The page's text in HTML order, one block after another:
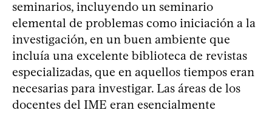
seminarios, incluyendo un seminario
elemental de problemas como iniciación a la
investigación, en un buen ambiente que
incluía una excelente biblioteca de revistas
especializadas, que en aquellos tiempos eran
necesarias para investigar. Las áreas de los
docentes del IME eran esencialmente